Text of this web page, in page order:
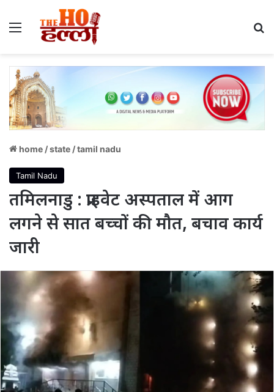
Menu
home /state /tamil nadu
Tamil Nadu
तमिलनाडु : प्राइवेट अस्पताल में आग
लगने से सात बच्चों की मौत, बचाव कार्य
जारी